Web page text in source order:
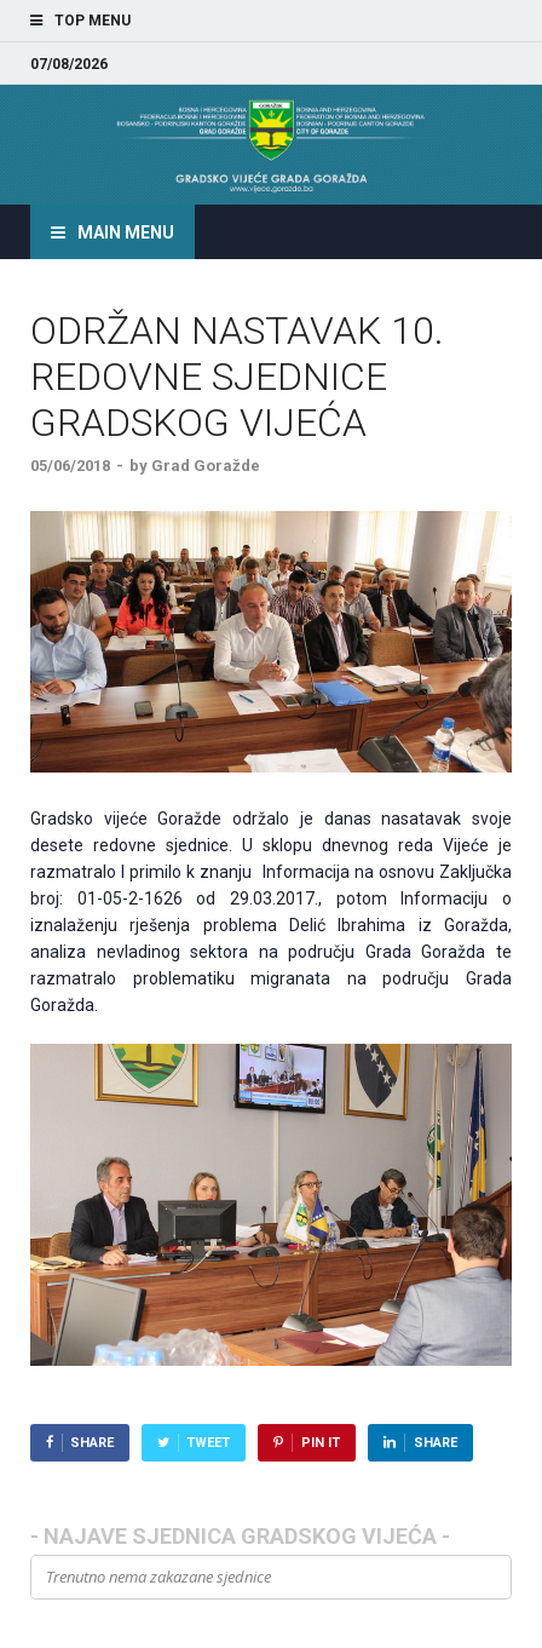
TOP MENU
07/08/2026
GRADSKO VIJEĆE GRADA
MAIN MENU
ODRŽAN NASTAVAK 10.
REDOVNE SJEDNICE
GRADSKOG VIJEĆA
05/06/2018 - by Grad Goražde
Gradsko vijeće Goražde održalo je danas nasatavak svoje
desete redovne sjednice. U sklopu dnevnog reda Vijeće je
razmatralo I primilo k znanju Informacija na osnovu Zaključka
broj: 01-05-2-1626 od 29.03.2017., potom Informaciju o
iznalaženju rješenja problema Delić Ibrahima iz Goražda,
analiza nevladinog sektora na području Grada Goražda te
razmatralo problematiku migranata na području Grada
Goražda.
SHARE TWEET PIN IT SHARE
- NAJAVE SJEDNICA GRADSKOG VIJEĆA -
Trenutno nema zakazane sjednice